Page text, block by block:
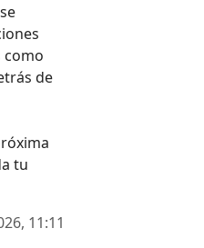
como
de
tu
11:11